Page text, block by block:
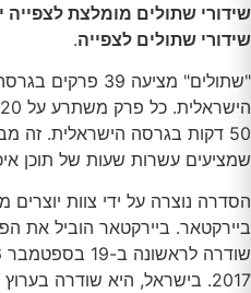
שידורי שתולים מומלצת לצפייה
שידורי שתולים לצפייה.
50 דקות בגרסה הישראלית. זה מביא ל
שמציעים עשרות שעות של תוכן
הסדרה נוצרה על ידי צוות
ביירקטאר. ביירקטאר הוביל את